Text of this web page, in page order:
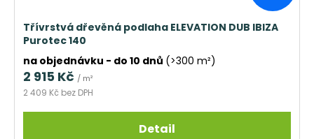
Třívrstvá dřevěná podlaha ELEVATION DUB IBIZA
Purotec 140
na objednávku - do 10 dnů (>300 m²)
2 409 Kč bez DPH
2 915 Kč / m²
Detail